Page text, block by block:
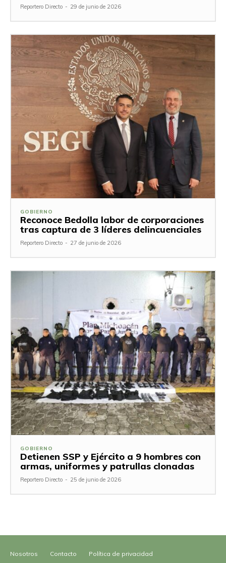
Reportero Directo - 29 de junio de 2026
GOBIERNO
Reconoce Bedolla labor de corporaciones
tras captura de 3 líderes delincuenciales
Reportero Directo - 27 de junio de 2026
GOBIERNO
Detienen SSP y Ejército a 9 hombres con
armas, uniformes y patrullas clonadas
Reportero Directo - 25 de junio de 2026
Nosotros Contacto Política de privacidad